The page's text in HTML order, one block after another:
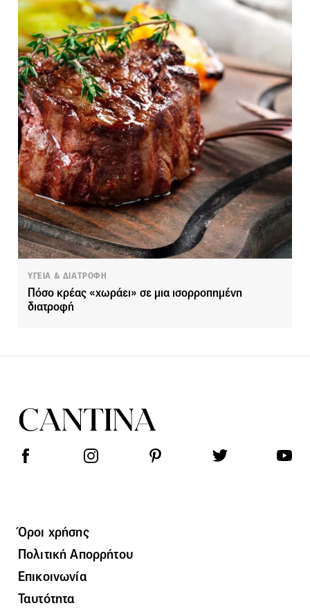
ΥΓΕΙΑ & ΔΙΑΤΡΟΦΗ
Πόσο κρέας «χωράει» σε μια ισορροπημένη
διατροφή
Όροι χρήσης
Πολιτική Απορρήτου
Επικοινωνία
Ταυτότητα